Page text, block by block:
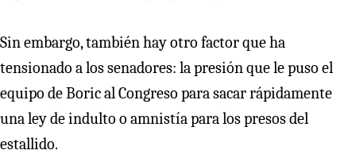
Sin embargo, también hay otro factor que ha
tensionado a los senadores: la presión que le puso el
equipo de Boric al Congreso para sacar rápidamente
una ley de indulto o amnistía para los presos del
estallido.